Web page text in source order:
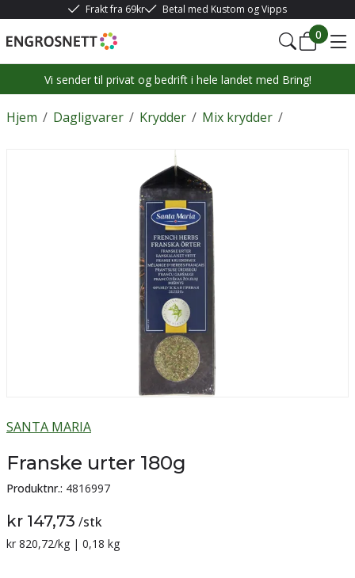
Frakt fra 69kr Betal med Kustom og Vipps
0
Vi sender til privat og bedrift i hele landet med Bring!
/
Hjem /
Dagligvarer /
Krydder /
Mix krydder
SANTA MARIA
Franske urter 180g
Produktnr.: 4816997
kr 147,73 /stk
Sammenligning pris:
kr 820,72/kg | 0,18 kg